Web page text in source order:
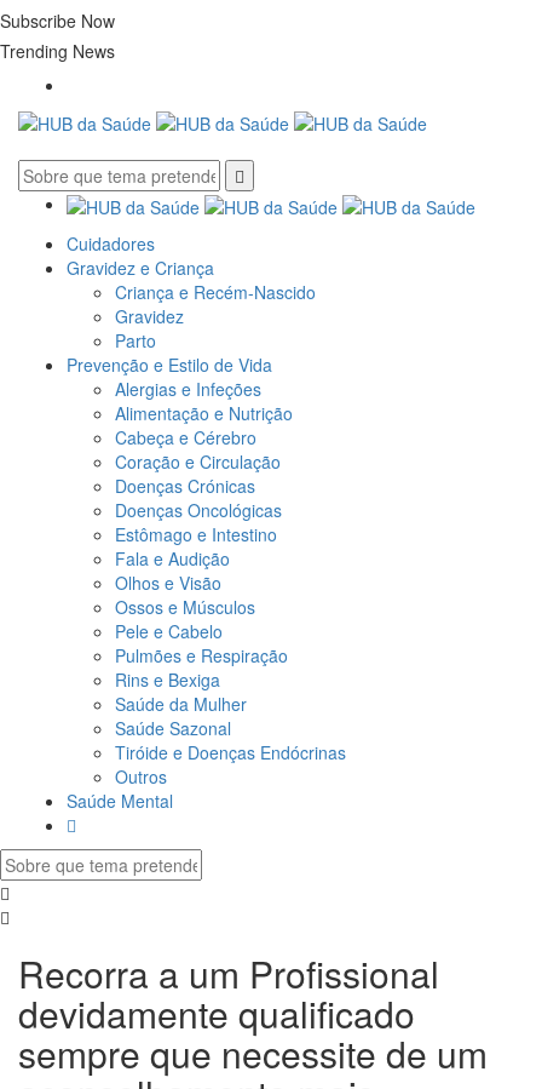
Subscribe Now
Trending News
Cuidadores
Gravidez e Criança
Criança e Recém-Nascido
Gravidez
Parto
Prevenção e Estilo de Vida
Alergias e Infeções
Alimentação e Nutrição
Cabeça e Cérebro
Coração e Circulação
Doenças Crónicas
Doenças Oncológicas
Estômago e Intestino
Fala e Audição
Olhos e Visão
Ossos e Músculos
Pele e Cabelo
Pulmões e Respiração
Rins e Bexiga
Saúde da Mulher
Saúde Sazonal
Tiróide e Doenças Endócrinas
Outros
Saúde Mental
Recorra a um Profissional
devidamente qualificado
sempre que necessite de um